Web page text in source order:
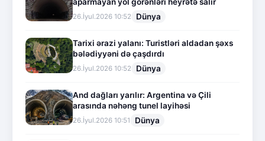
26.İyul.2026 10:52 Dünya
Tarixi ərazi yalanı: Turistləri aldadan şəxs
bələdiyyəni də çaşdırdı
26.İyul.2026 10:52 Dünya
And dağları yarılır: Argentina və Çili
arasında nəhəng tunel layihəsi
26.İyul.2026 10:51 Dünya